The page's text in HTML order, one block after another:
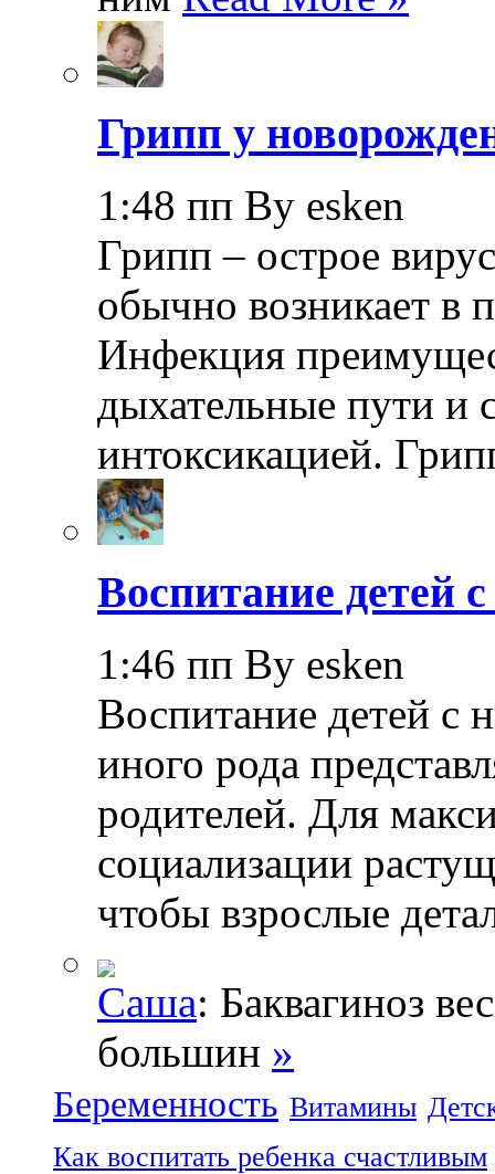
Грипп у
1:48 пп By esken
Грипп – острое
обычно возникает в
Инфекция
дыхательные пути и
интоксикацией.
Воспитание детей
1:46 пп By esken
Воспитание детей с
иного рода
родителей. Для
социализации
чтобы взрослые
Саша: Баквагиноз
большин »
Беременность Витамины
Как воспитать ребенка счастливым